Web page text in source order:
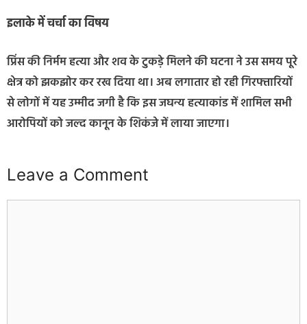
इलाके में चर्चा का विषय
प्रिंस की निर्मम हत्या और शव के टुकड़े मिलने की घटना ने उस समय पूरे
क्षेत्र को झकझोर कर रख दिया था। अब लगातार हो रही गिरफ्तारियों
से लोगों में यह उम्मीद जगी है कि इस जघन्य हत्याकांड में शामिल सभी
आरोपियों को जल्द कानून के शिकंजे में लाया जाएगा।
Leave a Comment